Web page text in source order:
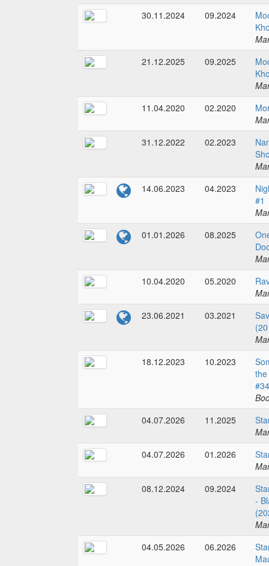
30.11.2024
09.2024
21.12.2025
09.2025
11.04.2020
02.2020
31.12.2022
02.2023
14.06.2023
04.2023
#1
01.01.2026
08.2025
10.04.2020
05.2020
23.06.2021
03.2021
18.12.2023
10.2023
#34
04.07.2026
11.2025
04.07.2026
01.2026
08.12.2024
09.2024
-
04.05.2026
06.2026